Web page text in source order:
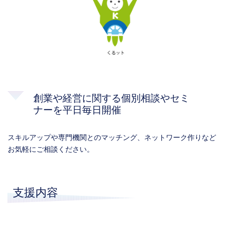
創業や経営に関する個別相談やセミ
ナーを平日毎日開催
スキルアップや専門機関とのマッチング、ネットワーク作りなど
お気軽にご相談ください。
支援内容